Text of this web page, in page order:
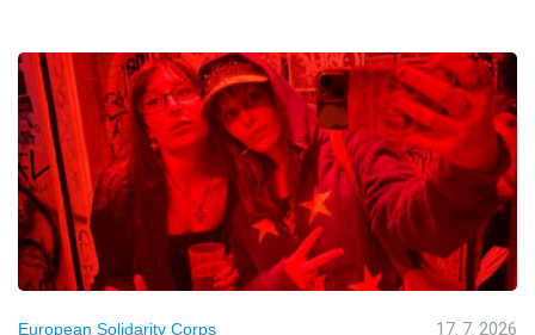
European Solidarity Corps 17. 7. 2026